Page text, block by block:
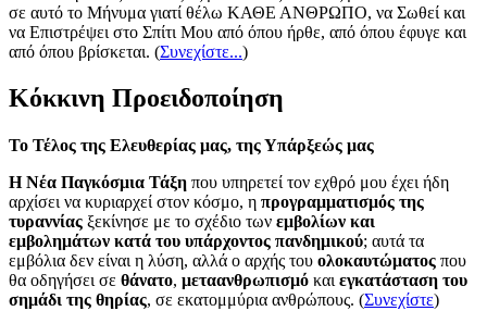
σε αυτό το Μήνυμα γιατί θέλω ΚΑΘΕ ΑΝΘΡΩΠΟ, να Σωθεί και
να Επιστρέψει στο Σπίτι Μου από όπου ήρθε, από όπου έφυγε και
από όπου βρίσκεται. (Συνεχίστε...)
Κόκκινη Προειδοποίηση
Το Τέλος της Ελευθερίας μας, της Υπάρξεώς μας
Η Νέα Παγκόσμια Τάξη που υπηρετεί τον εχθρό μου έχει ήδη
αρχίσει να κυριαρχεί στον κόσμο, η προγραμματισμός της
τυραννίας ξεκίνησε με το σχέδιο των εμβολίων και
εμβολημάτων κατά του υπάρχοντος πανδημικού; αυτά τα
εμβόλια δεν είναι η λύση, αλλά ο αρχής του ολοκαυτώματος που
θα οδηγήσει σε θάνατο, μεταανθρωπισμό και εγκατάσταση του
σημάδι της θηρίας, σε εκατομμύρια ανθρώπους. (Συνεχίστε)